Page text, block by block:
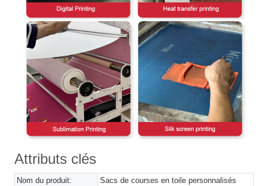
Attributs clés
Nom du produit:
Sacs de courses en toile personnalisés